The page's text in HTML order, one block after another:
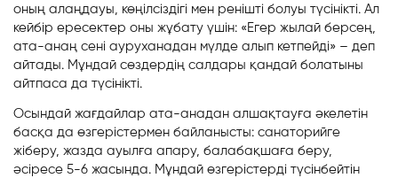
оның алаңдауы, көңілсіздігі мен ренішті болуы түсінікті. Ал
кейбір ересектер оны жұбату үшін: «Егер жылай берсең,
ата-анаң сені ауруханадан мүлде алып кетпейді» – деп
айтады. Мұндай сөздердің салдары қандай болатыны
айтпаса да түсінікті.
Осындай жағдайлар ата-анадан алшақтауға әкелетін
басқа да өзгерістермен байланысты: санаторийге
жіберу, жазда ауылға апару, балабақшаға беру,
әсіресе 5-6 жасында. Мұндай өзгерістерді түсінбейтін